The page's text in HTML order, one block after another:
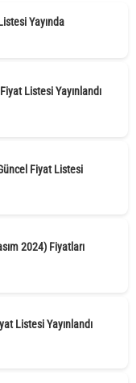
Yayında
Listesi Yayınlandı
Fiyat Listesi
2024) Fiyatları
Listesi Yayınlandı